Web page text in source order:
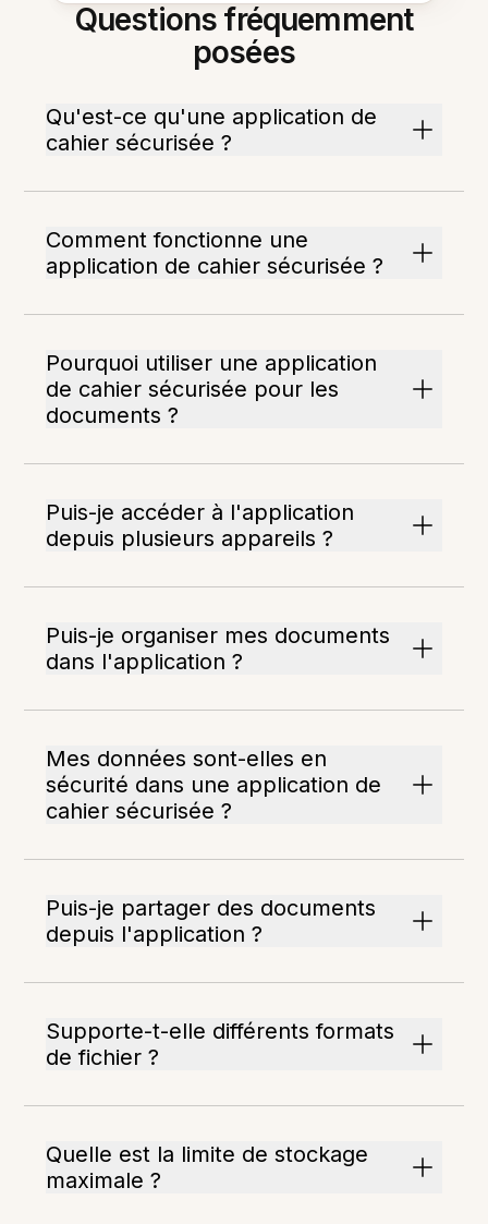
Questions fréquemment
posées
Qu'est-ce qu'une application de
cahier sécurisée ?
Comment fonctionne une
application de cahier sécurisée ?
Pourquoi utiliser une application
de cahier sécurisée pour les
documents ?
Puis-je accéder à l'application
depuis plusieurs appareils ?
Puis-je organiser mes documents
dans l'application ?
Mes données sont-elles en
sécurité dans une application de
cahier sécurisée ?
Puis-je partager des documents
depuis l'application ?
Supporte-t-elle différents formats
de fichier ?
Quelle est la limite de stockage
maximale ?